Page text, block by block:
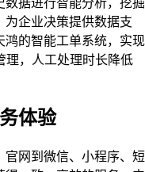
企业决策提供数据支
鸿的智能工单系统，实现
理，人工处理时长降低
体验
网到微信、小程序、短